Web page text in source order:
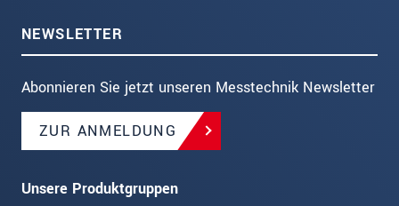
NEWSLETTER
Abonnieren Sie jetzt unseren Messtechnik Newsletter
ZUR ANMELDUNG
Unsere Produktgruppen